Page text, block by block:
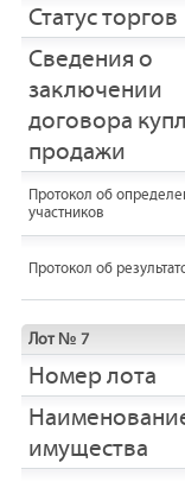
Статус торгов
Сведения о
заключении
договора
продажи
Протокол об
участников
Протокол об
Лот № 7
Номер лота
имущества